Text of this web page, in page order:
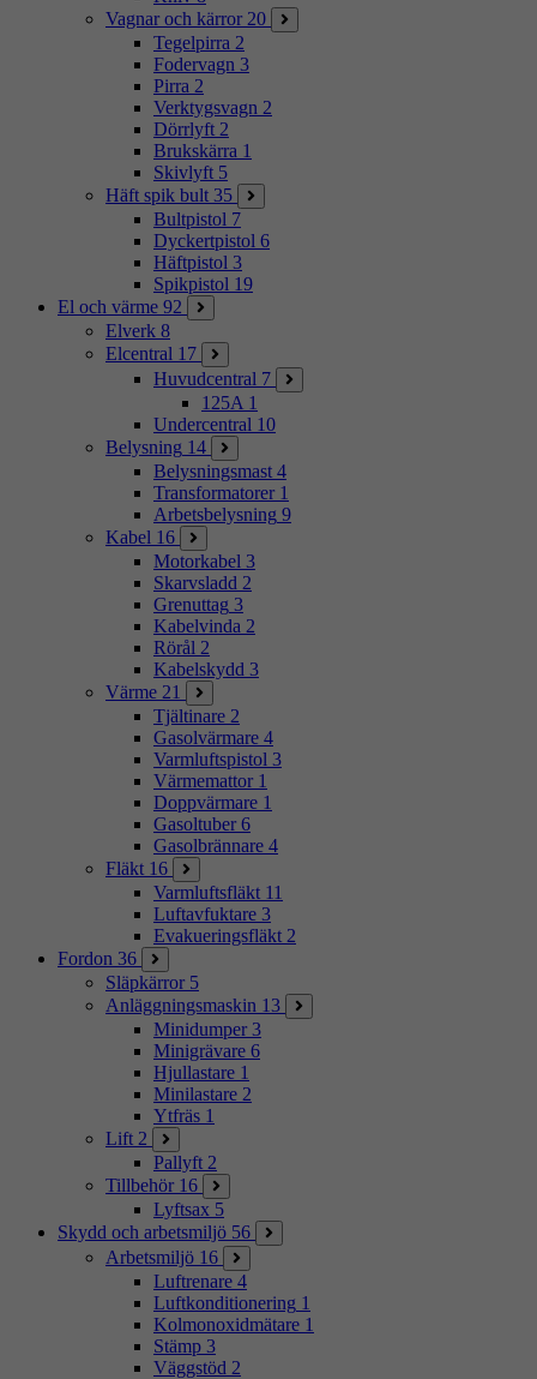
Vagnar och kärror 20
Tegelpirra 2
Fodervagn 3
Pirra 2
Verktygsvagn 2
Dörrlyft 2
Brukskärra 1
Skivlyft 5
Häft spik bult 35
Bultpistol 7
Dyckertpistol 6
Häftpistol 3
Spikpistol 19
El och värme 92
Elverk 8
Elcentral 17
Huvudcentral 7
125A 1
Undercentral 10
Belysning 14
Belysningsmast 4
Transformatorer 1
Arbetsbelysning 9
Kabel 16
Motorkabel 3
Skarvsladd 2
Grenuttag 3
Kabelvinda 2
Rörål 2
Kabelskydd 3
Värme 21
Tjältinare 2
Gasolvärmare 4
Varmluftspistol 3
Värmemattor 1
Doppvärmare 1
Gasoltuber 6
Gasolbrännare 4
Fläkt 16
Varmluftsfläkt 11
Luftavfuktare 3
Evakueringsfläkt 2
Fordon 36
Släpkärror 5
Anläggningsmaskin 13
Minidumper 3
Minigrävare 6
Hjullastare 1
Minilastare 2
Ytfräs 1
Lift 2
Pallyft 2
Tillbehör 16
Lyftsax 5
Skydd och arbetsmiljö 56
Arbetsmiljö 16
Luftrenare 4
Luftkonditionering 1
Kolmonoxidmätare 1
Stämp 3
Väggstöd 2